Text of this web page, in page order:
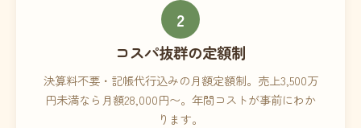
2
コスパ抜群の定額制
決算料不要・記帳代行込みの月額定額制。売上3,500万
円未満なら月額28,000円〜。年間コストが事前にわか
ります。